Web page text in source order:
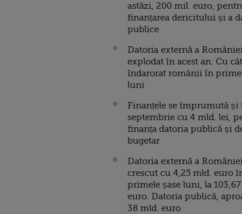
astăzi, 200 mil. euro,
finanțarea dericitului și a
publice
Datoria externă a
explodat în acest an. Cu
îndarorat românii în
luni
Finanțele se împrumută și
septembrie cu 4 mld. lei,
finanța datoria publică și
bugetar
Datoria externă a
crescut cu 4,25 mld. euro
primele șase luni, la
euro. Datoria publică,
38 mld. euro